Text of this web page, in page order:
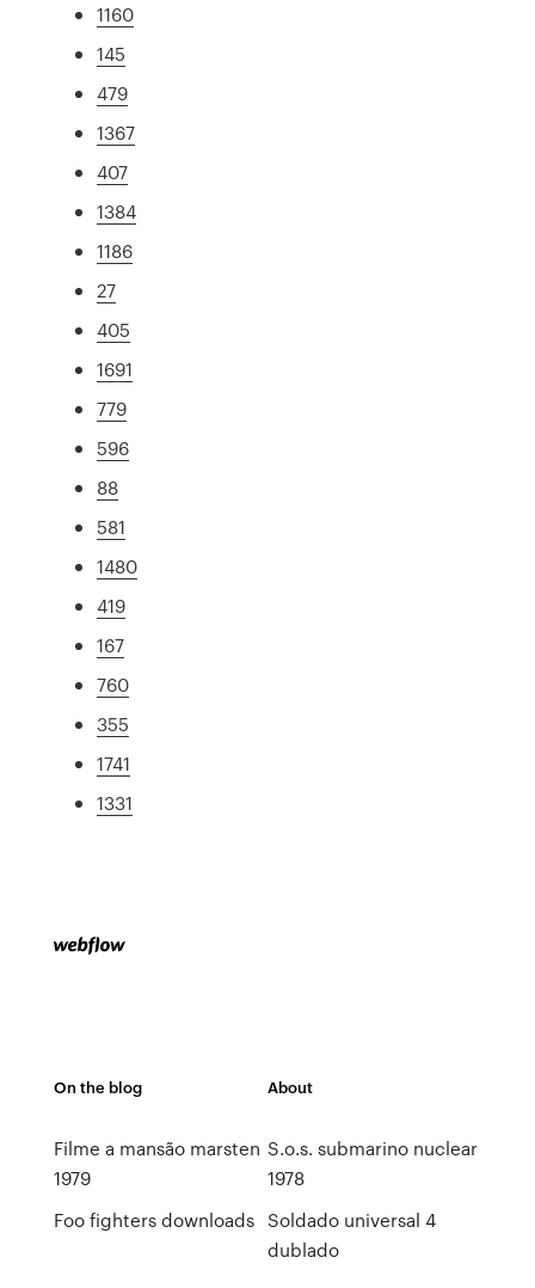
1160
145
479
1367
407
1384
1186
27
405
1691
779
596
88
581
1480
419
167
760
355
1741
1331
On the blog
Filme a mansão marsten
1979
Foo fighters downloads
About
S.o.s. submarino nuclear
1978
Soldado universal 4
dublado